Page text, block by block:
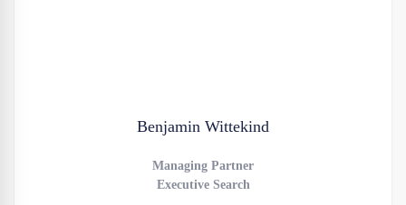
Benjamin Wittekind
Managing Partner
Executive Search